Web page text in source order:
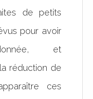
de petits
pour avoir
et
réduction de
ces